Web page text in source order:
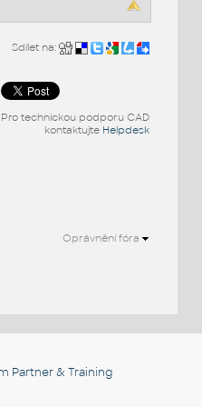
Sdílet na:
Pro technickou podporu CAD
kontaktujte Helpdesk
Oprávnění fóra
Partner & Training